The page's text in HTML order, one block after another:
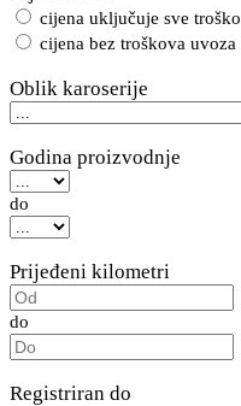
cijena uključuje sve
cijena bez troškova uvoza
Oblik karoserije
Godina proizvodnje
do
Prijeđeni kilometri
do
Registriran do